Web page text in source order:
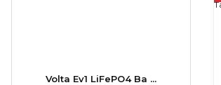
Volta Ev1 LiFePO4 Ba ...